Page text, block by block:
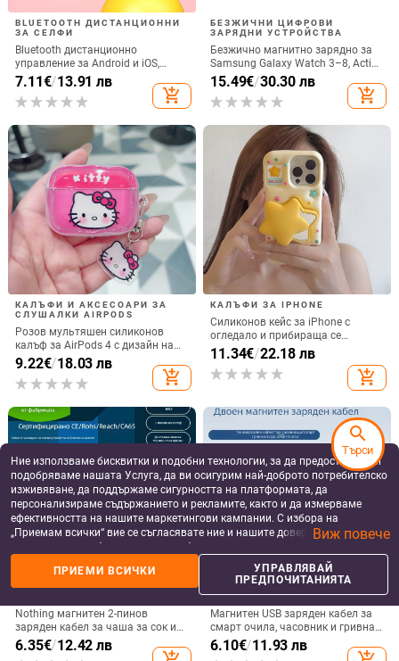
BLUETOOTH ДИСТАНЦИОННИ
ЗА СЕЛФИ
Bluetooth дистанционно
управление за Android и iOS,
универсално за снимки и
видеозаписи, модел 6-key tremolo,
Vernon, ABS материал, тегло 15 g
7.11€/13.91 лв
add_shopping_cart
БЕЗЖИЧНИ ЦИФРОВИ
ЗАРЯДНИ УСТРОЙСТВА
Безжично магнитно зарядно за
Samsung Galaxy Watch 3–8, Active
1/2 • QC2.0 • Магнитно зареждане
• 3W / 1A
15.49€/30.30 лв
add_shopping_cart
КАЛЪФИ И АКСЕСОАРИ ЗА
СЛУШАЛКИ AIRPODS
Розов мультяшен силиконов
калъф за AirPods 4 с дизайн на
котка
9.22€/18.03 лв
add_shopping_cart
КАЛЪФИ ЗА IPHONE
Силиконов кейс за iPhone с
огледало и прибираща се
подвижна стойка в дизайн на
петолъчка, съвместим с iPhone
13–17 Pro/Max
11.34€/22.18 лв
add_shopping_cart
ДАТА КАБЕЛИ ЗА СМАРТ
Nothing магнитен 2-пинов
заряден кабел за чаша за сок и
смарт часовник – 60 см, силен
магнит N52, 7,62 мм разстояние
6.35€/12.42 лв
ДАТА КАБЕЛИ ЗА СМАРТ
УСТРОЙСТВА
Магнитен USB заряден кабел за
смарт очила, часовник и гривна
– едно към две, съвместим с 4.0-
12.3, марка Rising Sun
6.10€/11.93 лв
Ние използваме бисквитки и подобни технологии, за да предоставяме и
подобряваме нашата Услуга, да ви осигурим най-доброто потребителско
изживяване, да поддържаме сигурността на платформата, да
персонализираме съдържанието и рекламите, както и да измерваме
ефективността на нашите маркетингови кампании. С избора на
„Приемам всички“ вие се съгласявате ние и нашите доверени партньори
да съхраняваме бисквитки и подобни технологии на вашето устройство
за рекламни и аналитични цели. Можете по всяко време да управлявате
своите предпочитания, като натиснете „Управлявай предпочитанията“.
За повече информация, моля, вижте нашата
данните.
Виж повече
ПРИЕМИ ВСИЧКИ
УПРАВЛЯВАЙ
ПРЕДПОЧИТАНИЯТА
search
Търси